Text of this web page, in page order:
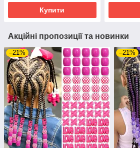
Купити
Акційні пропозиції та новинки
–21% –21%